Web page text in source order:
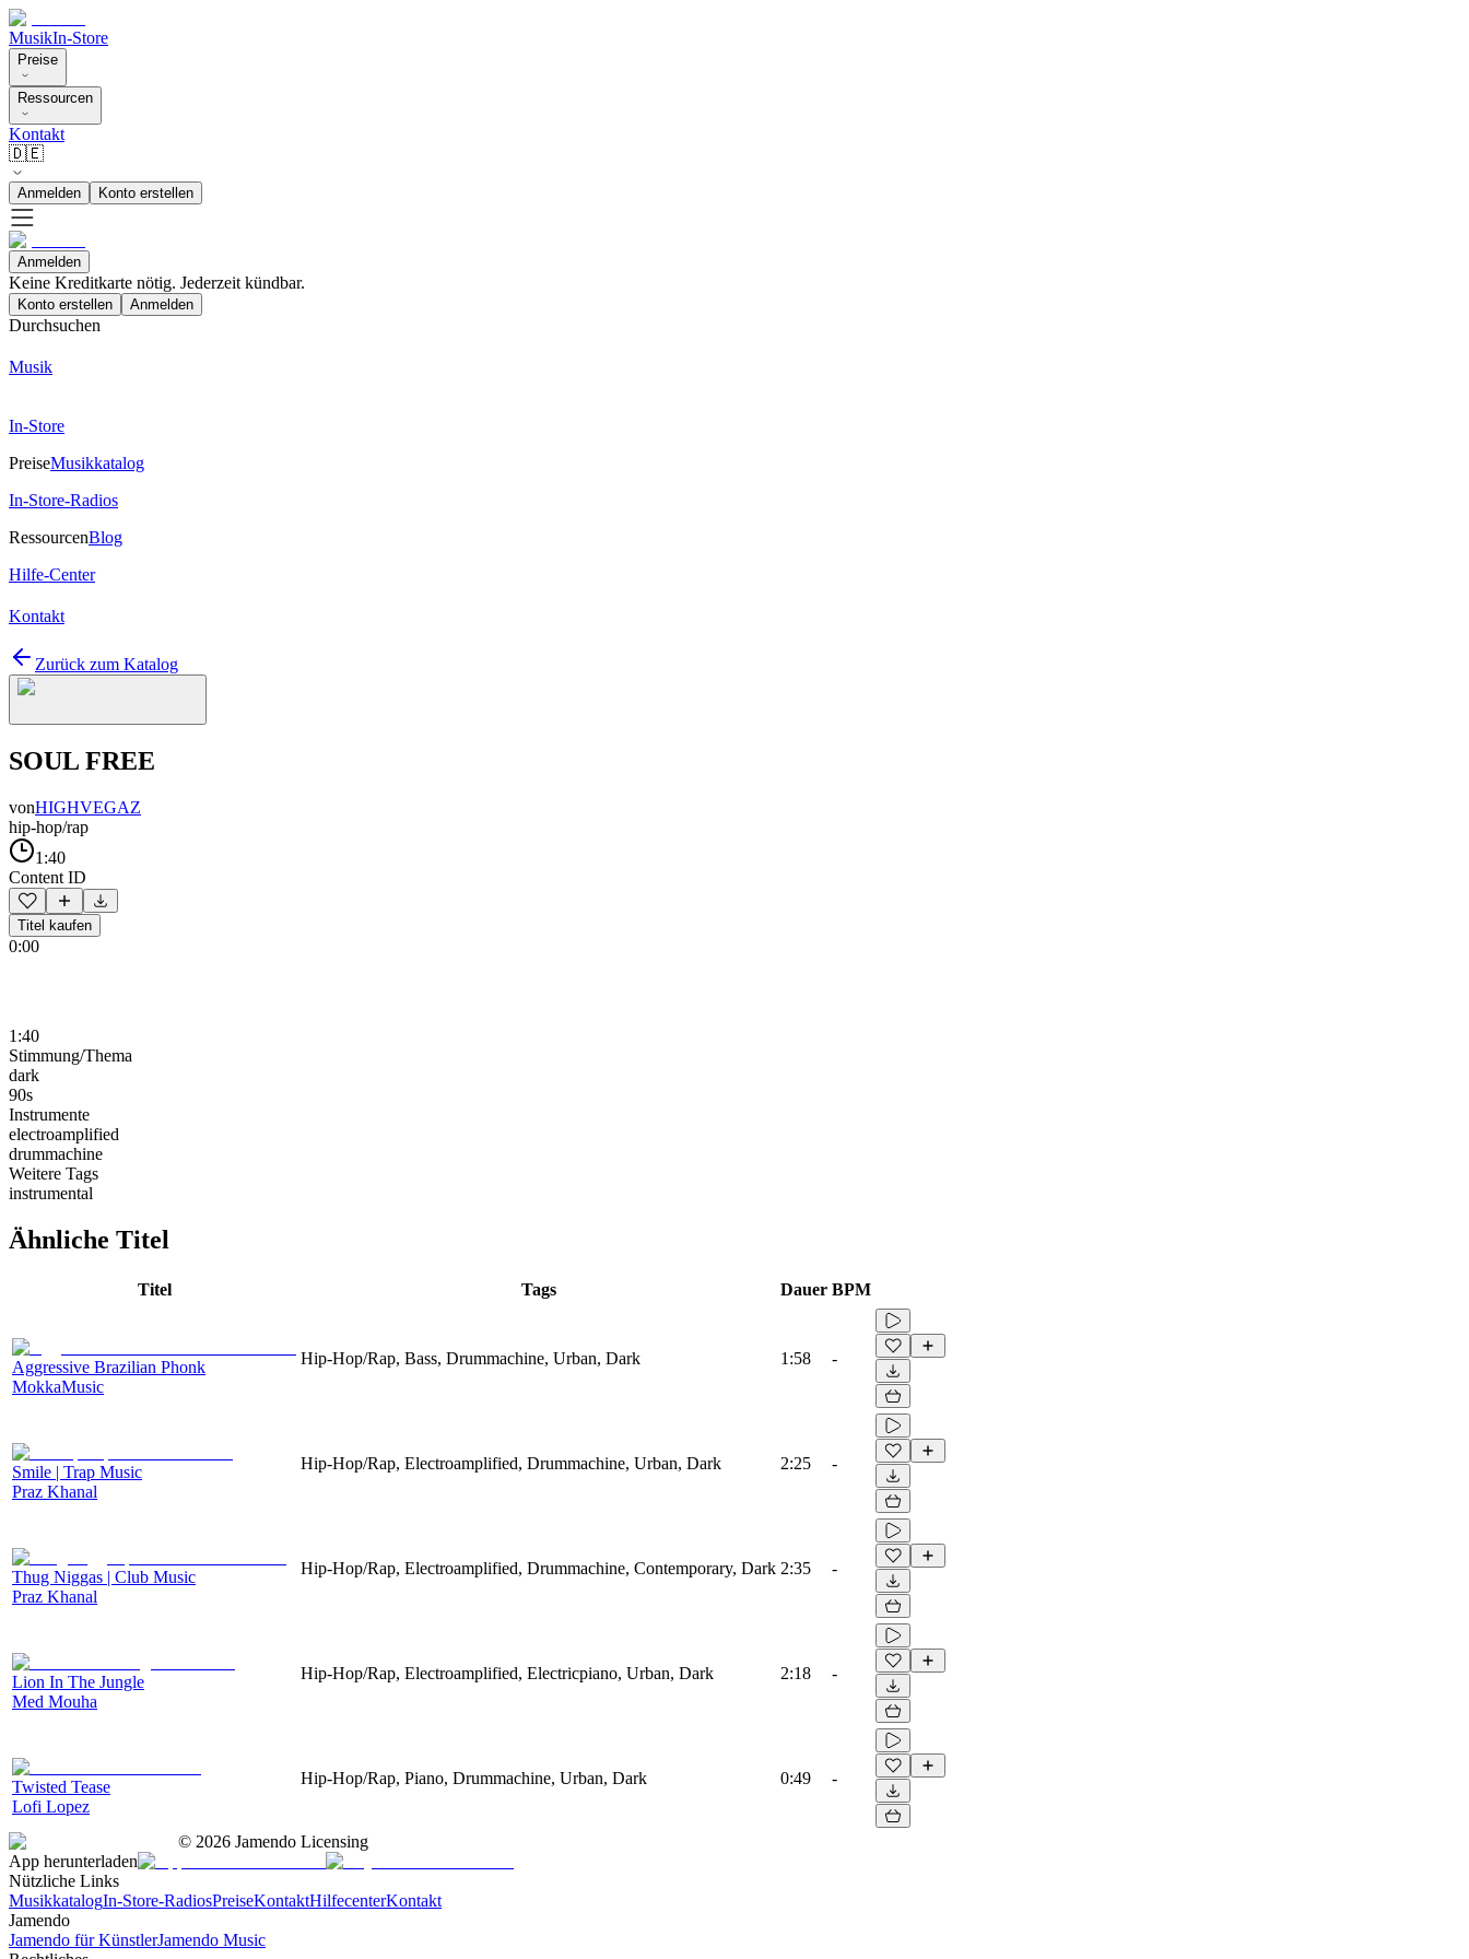
MusikIn-Store
Preise
Ressourcen
Kontakt
🇩🇪
Anmelden Konto erstellen
Anmelden
Keine Kreditkarte nötig. Jederzeit kündbar.
Konto erstellen Anmelden
Durchsuchen
Musik
In-Store
PreiseMusikkatalog
In-Store-Radios
RessourcenBlog
Hilfe-Center
Kontakt
Zurück zum Katalog
SOUL FREE
vonHIGHVEGAZ
hip-hop/rap
1:40
Content ID
Titel kaufen
0:00
1:40
Stimmung/Thema
dark
90s
Instrumente
electroamplified
drummachine
Weitere Tags
instrumental
Ähnliche Titel
Titel Tags Dauer BPM
Aggressive Brazilian Phonk
MokkaMusic
Hip-Hop/Rap, Bass, Drummachine, Urban, Dark 1:58 -
Smile | Trap Music
Praz Khanal
Hip-Hop/Rap, Electroamplified, Drummachine, Urban, Dark 2:25 -
Thug Niggas | Club Music
Praz Khanal
Hip-Hop/Rap, Electroamplified, Drummachine, Contemporary, Dark 2:35 -
Lion In The Jungle
Med Mouha
Hip-Hop/Rap, Electroamplified, Electricpiano, Urban, Dark 2:18 -
Twisted Tease
Lofi Lopez
Hip-Hop/Rap, Piano, Drummachine, Urban, Dark 0:49 -
© 2026 Jamendo Licensing
App herunterladen
Nützliche Links
MusikkatalogIn-Store-RadiosPreiseKontaktHilfecenterKontakt
Jamendo
Jamendo für KünstlerJamendo Music